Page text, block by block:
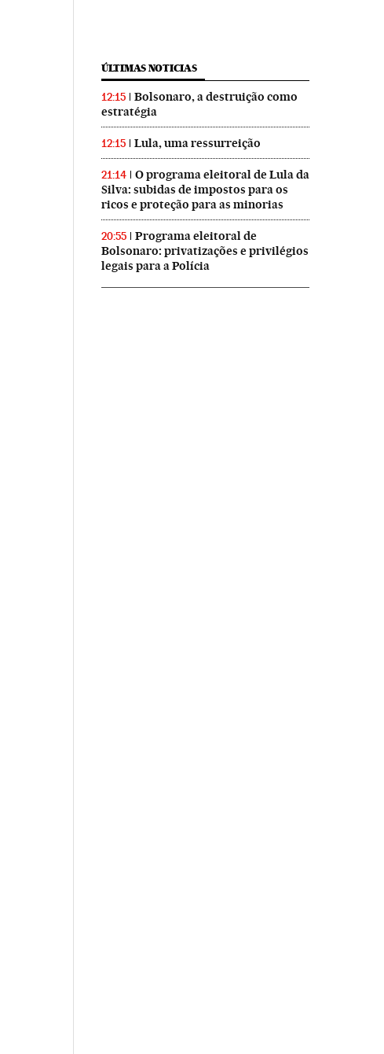
ÚLTIMAS NOTICIAS
12:15
Bolsonaro, a destruição como
estratégia
12:15 Lula, uma ressurreição
21:14
O programa eleitoral de Lula da
Silva: subidas de impostos para os
ricos e proteção para as minorias
20:55
Programa eleitoral de
Bolsonaro: privatizações e privilégios
legais para a Polícia